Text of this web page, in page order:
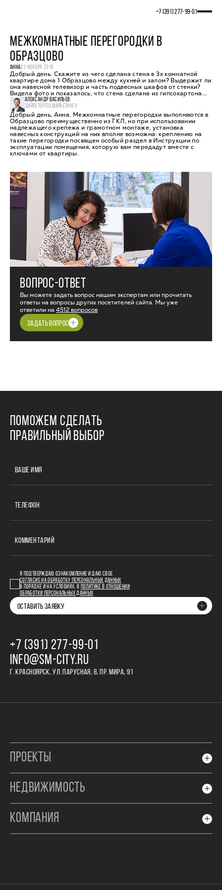
+7 (391) 277‒99‒01
МЕЖКОМНАТНЫЕ ПЕРЕГОРОДКИ В
ОБРАЗЦОВО
АННА03 НОЯБРЯ 2016
Добрый день. Скажите из чего сделана стена в 3х комнатной
квартире дома 1 Образцово между кухней и залом? Выдержит ли
она навесной телевизор и часть подвесных шкафов от стенки?
Видела фото и показалось, что стена сделана из гипсокартона...
АЛЕКСАНДР ВАСИЛЬЕВ
ДИРЕКТОР ПО МАРКЕТИНГУ
Добрый день, Анна. Межкомнатные перегородки выполняются в
Образцово преимущественно из ГКЛ, но при использовании
надлежащего крепежа и грамотном монтаже, установка
навесных конструкций на них вполне возможна: креплению на
такие перегородки посвящен особый раздел в Инструкции по
эксплуатации помещения, которую вам передадут вместе с
ключами от квартиры.
ВОПРОС-ОТВЕТ
Вы можете задать вопрос нашим экспертам или прочитать
ответы на вопросы других посетителей сайта. Мы уже
ответили на 4512 вопросов
ЗАДАТЬ ВОПРОС
ПОМОЖЕМ СДЕЛАТЬ
ПРАВИЛЬНЫЙ ВЫБОР
ВАШЕ ИМЯ
ТЕЛЕФОН
КОММЕНТАРИЙ
Я ПОДТВЕРЖДАЮ ОЗНАКОМЛЕНИЕ И ДАЮ СВОЕ
СОГЛАСИЕ НА ОБРАБОТКУ ПЕРСОНАЛЬНЫХ ДАННЫХ
В ПОРЯДКЕ И НА УСЛОВИЯХ, В
ПОЛИТИКЕ В ОТНОШЕНИИ
ОБРАБОТКИ ПЕРСОНАЛЬНЫХ ДАННЫХ
ОСТАВИТЬ ЗАЯВКУ
+7 (391) 277‒99‒01
INFO@SM-CITY.RU
Г. КРАСНОЯРСК, УЛ. ПАРУСНАЯ, 8, ПР. МИРА, 91
ПРОЕКТЫ
НЕДВИЖИМОСТЬ
КОМПАНИЯ